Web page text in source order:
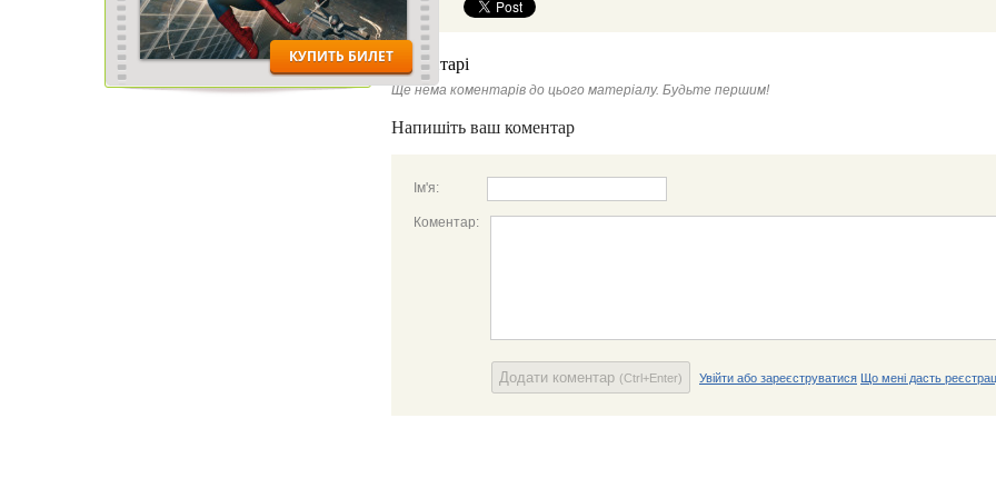
Коментарі
Ще нема коментарів до цього матеріалу. Будьте першим!
Напишіть ваш коментар
Ім'я:
Коментар:
Додати коментар (Ctrl+Enter) Увійти або зареєструватися Що мені дасть